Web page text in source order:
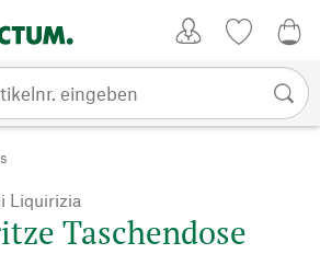
Liquirizia
Taschendose